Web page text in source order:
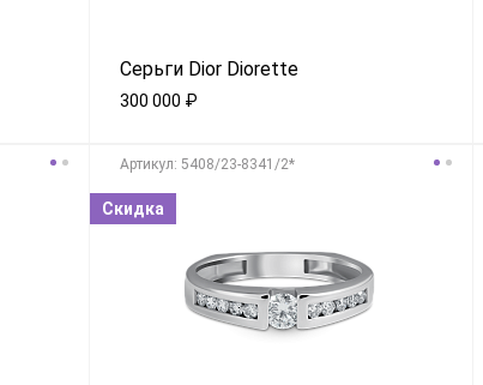
Серьги Dior Diorette
300 000 ₽
Aртикул: 5408/23-8341/2*
Скидка